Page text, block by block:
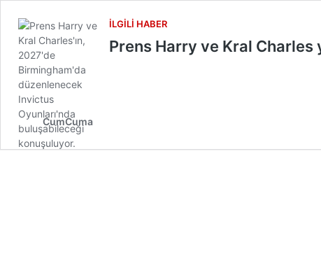
İLGILI HABER
Prens Harry ve Kral
CumCuma